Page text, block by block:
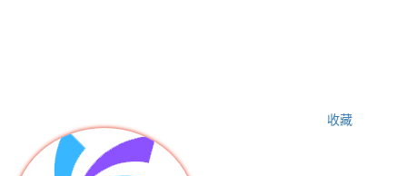
收藏